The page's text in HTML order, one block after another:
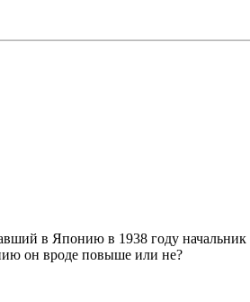
в Японию в 1938 году
он вроде повыше или не?